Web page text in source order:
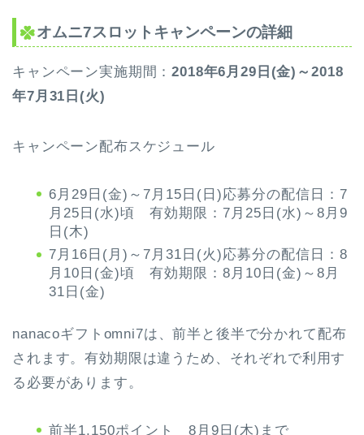
オムニ7スロットキャンペーンの詳細
キャンペーン実施期間：2018年6月29日(金)～2018
年7月31日(火)
キャンペーン配布スケジュール
6月29日(金)～7月15日(日)応募分の配信日：7
月25日(水)頃 有効期限：7月25日(水)～8月9
日(木)
7月16日(月)～7月31日(火)応募分の配信日：8
月10日(金)頃 有効期限：8月10日(金)～8月
31日(金)
nanacoギフトomni7は、前半と後半で分かれて配布
されます。有効期限は違うため、それぞれで利用す
る必要があります。
前半1,150ポイント 8月9日(木)まで